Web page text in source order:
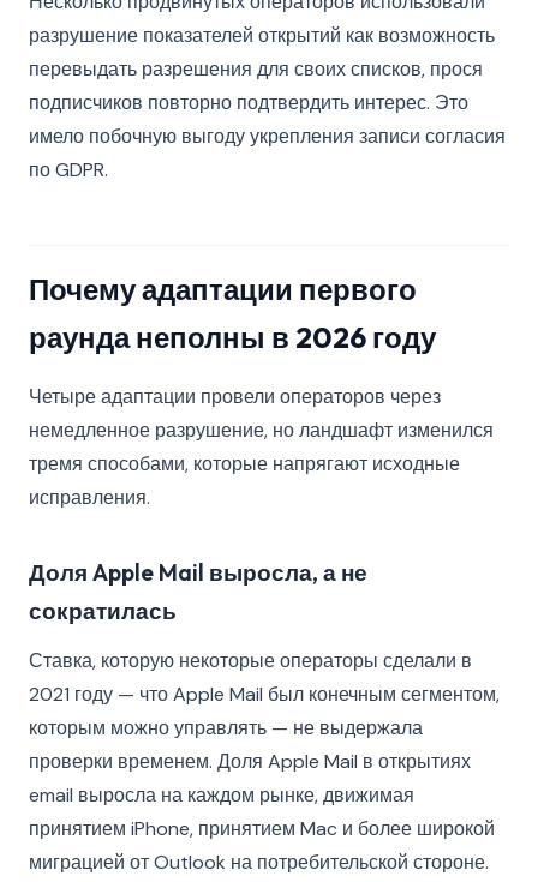
разрушение показателей открытий как возможность
перевыдать разрешения для своих списков, прося
подписчиков повторно подтвердить интерес. Это
имело побочную выгоду укрепления записи согласия
по GDPR.
Почему адаптации первого
раунда неполны в 2026 году
Четыре адаптации провели операторов через
немедленное разрушение, но ландшафт изменился
тремя способами, которые напрягают исходные
исправления.
Доля Apple Mail выросла, а не
сократилась
Ставка, которую некоторые операторы сделали в
2021 году — что Apple Mail был конечным сегментом,
которым можно управлять — не выдержала
проверки временем. Доля Apple Mail в открытиях
email выросла на каждом рынке, движимая
принятием iPhone, принятием Mac и более широкой
миграцией от Outlook на потребительской стороне.